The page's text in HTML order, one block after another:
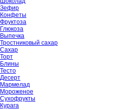
Зефир
Конфеты
Фруктоза
Глюкоза
Выпечка
Тростниковый сахар
Сахар
Торт
Блины
Тесто
Десерт
Мармелад
Мороженое
Сухофрукты
Курага